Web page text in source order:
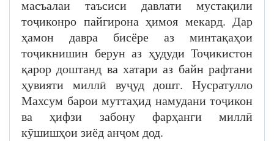
масъалаи таъсиси давлати мустақили
тоҷиконро пайгирона ҳимоя мекард. Дар
ҳамон давра бисёре аз минтақаҳои
тоҷикнишин берун аз ҳудуди Тоҷикистон
қарор доштанд ва хатари аз байн рафтани
ҳувияти миллӣ вуҷуд дошт. Нусратулло
Махсум барои муттаҳид намудани тоҷикон
ва ҳифзи забону фарҳанги миллӣ
кӯшишҳои зиёд анҷом дод.